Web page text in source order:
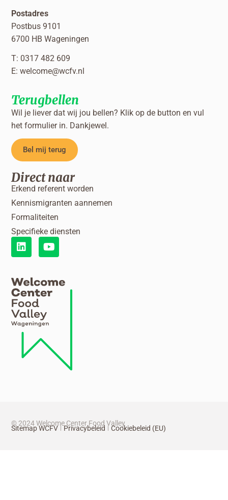
Postadres
Postbus 9101
6700 HB Wageningen
T: 0317 482 609
E:welcome@wcfv.nl
Terugbellen
Wil je liever dat wij jou bellen? Klik op de button en vul
het formulier in. Dankjewel.
Bel mij terug
Direct naar
Erkend referent worden
Kennismigranten aannemen
Formaliteiten
Specifieke diensten
© 2024 Welcome Center Food Valley
Sitemap WCFV Privacybeleid Cookiebeleid (EU)